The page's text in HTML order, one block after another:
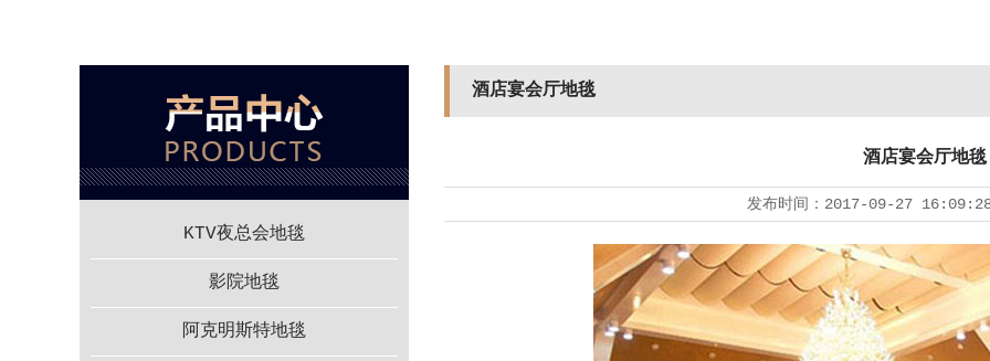
KTV夜总会地毯
影院地毯
阿克明斯特地毯
酒店宴会厅地毯
酒店宴会厅地毯
发布时间： 2017-09-27